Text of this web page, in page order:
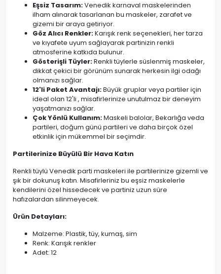
Eşsiz Tasarım:Venedik karnaval maskelerinden
ilham alınarak tasarlanan bu maskeler, zarafet ve
gizemi bir araya getiriyor.
Göz Alıcı Renkler:Karışık renk seçenekleri, her tarza
ve kıyafete uyum sağlayarak partinizin renkli
atmosferine katkıda bulunur.
Gösterişli Tüyler:Renkli tüylerle süslenmiş maskeler,
dikkat çekici bir görünüm sunarak herkesin ilgi odağı
olmanızı sağlar.
12'li Paket Avantajı:Büyük gruplar veya partiler için
ideal olan 12'li , misafirlerinize unutulmaz bir deneyim
yaşatmanızı sağlar.
Çok Yönlü Kullanım:Maskeli balolar, Bekarlığa veda
partileri, doğum günü partileri ve daha birçok özel
etkinlik için mükemmel bir seçimdir.
Partilerinize Büyülü Bir Hava Katın
Renkli tüylü Venedik parti maskeleri ile partilerinize gizemli ve
şık bir dokunuş katın. Misafirleriniz bu eşsiz maskelerle
kendilerini özel hissedecek ve partiniz uzun süre
hafızalardan silinmeyecek.
Ürün Detayları:
Malzeme: Plastik, tüy, kumaş, sim
Renk: Karışık renkler
Adet: 12